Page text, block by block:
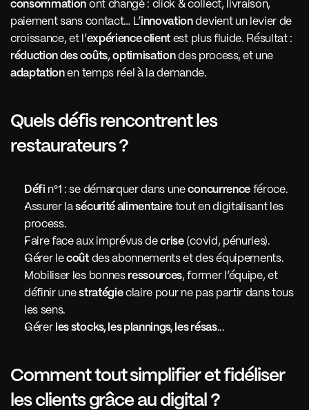
consommation ont changé : click & collect, livraison,
paiement sans contact… L’innovation devient un levier de
croissance, et l’expérience client
réduction des coûts, optimisation
adaptation en temps réel à la demande.
Quels défis rencontrent les
restaurateurs ?
Défi n°1 : se démarquer dans une concurrence féroce.
Assurer la sécurité alimentaire tout en digitalisant les
process.
Faire face aux imprévus de crise (covid, pénuries).
Gérer le coût des abonnements et des équipements.
Mobiliser les bonnes ressources, former l’équipe, et
définir une stratégie claire pour ne pas partir dans tous
les sens.
Gérer les stocks, les plannings, les résas...
Comment tout simplifier et fidéliser
les clients grâce au digital ?